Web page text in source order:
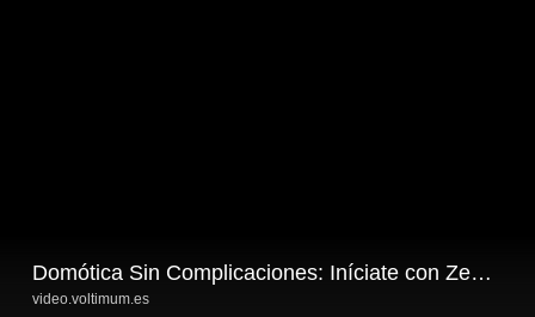
Domótica Sin Complicaciones: Iníciate con Zennio
video.voltimum.es